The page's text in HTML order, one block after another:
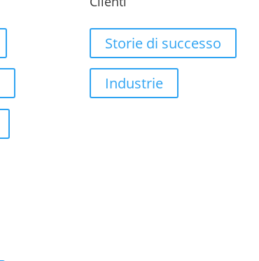
Storie di successo
Industrie